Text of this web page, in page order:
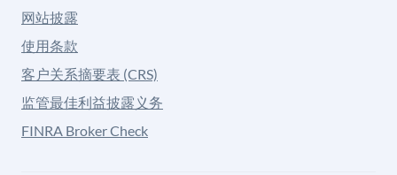
网站披露
使用条款
客户关系摘要表 (CRS)
监管最佳利益披露义务
FINRA Broker Check